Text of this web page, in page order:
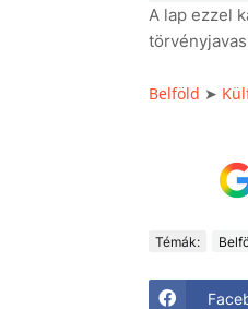
A lap ezzel
Belföld ➤
Témák: